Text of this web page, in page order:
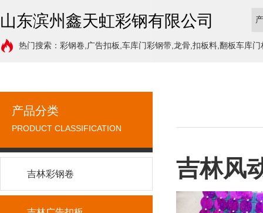
山东滨州鑫天虹彩钢有限公司
热门搜索：彩钢卷,广告扣板,车库门彩钢带,龙骨,扣板料,翻板车库
吉林风
产品分类
PRODUCT CLASSIFICATION
吉林彩钢卷